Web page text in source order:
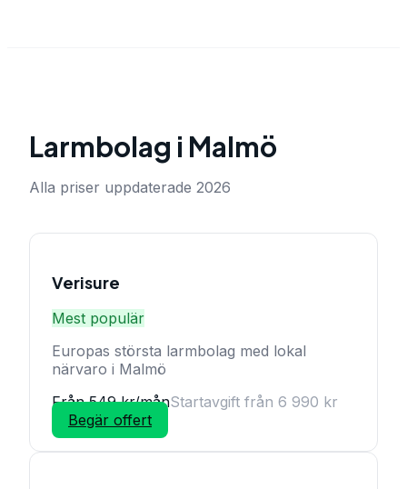
Larmbolag i Malmö
Alla priser uppdaterade 2026
Verisure
Mest populär
Europas största larmbolag med lokal
närvaro i Malmö
Från 549 kr/månStartavgift från 6 990 kr
Begär offert